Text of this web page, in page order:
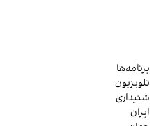
برنامه‌ها
تلویزیون
شنیداری
ایران